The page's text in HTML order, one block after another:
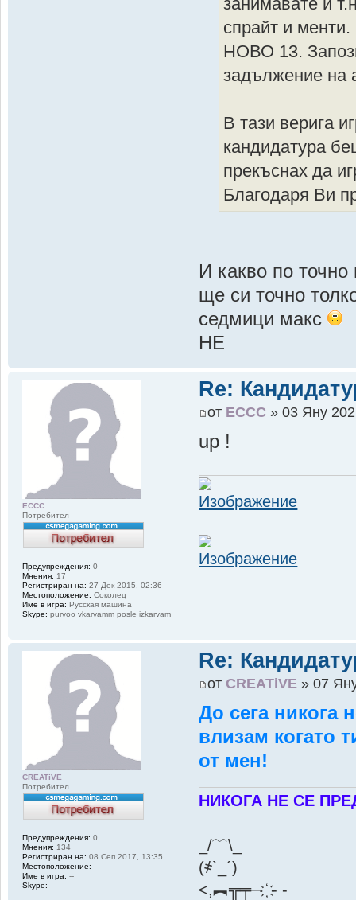
спрайт и менти.
НОВО 13.
задължение на
В тази верига
кандидатура
прекъснах да
Благодаря Ви
И какво по
ще си точно
седмици макс
НЕ
Re:
от ECCC » 03 Яну
up !
ECCC
Потребител
Предупреждения: 0
Мнения: 17
Регистриран на: 27 Дек 2015, 02:36
Местоположение: Соколец
Име в игра: Русская машина
Skype: purvoo vkarvamm posle izkarvam
Re:
от CREATiVE » 07
До сега никога
влизам когато
от мен!
НИКОГА НЕ СЕ
_/﹋\_
(҂`_´)
<,︻╦╤─ ҉ - -
CREATiVE
Потребител
Предупреждения: 0
Мнения: 134
Регистриран на: 08 Сеп 2017, 13:35
Местоположение: --
Име в игра: --
Skype: -